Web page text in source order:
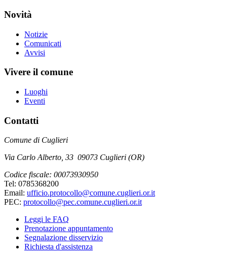
Novità
Notizie
Comunicati
Avvisi
Vivere il comune
Luoghi
Eventi
Contatti
Comune di Cuglieri
Via Carlo Alberto, 33 09073 Cuglieri (OR)
Codice fiscale: 00073930950
Tel: 0785368200
Email: ufficio.protocollo@comune.cuglieri.or.it
PEC: protocollo@pec.comune.cuglieri.or.it
Leggi le FAQ
Prenotazione appuntamento
Segnalazione disservizio
Richiesta d'assistenza